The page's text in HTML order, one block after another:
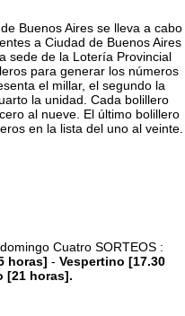
Buenos Aires se lleva a cabo
a Ciudad de Buenos Aires
sede de la Lotería Provincial
para generar los números
el millar, el segundo la
la unidad. Cada bolillero
al nueve. El último bolillero
en la lista del uno al veinte.
Cuatro SORTEOS :
horas] - Vespertino [17.30
[21 horas].